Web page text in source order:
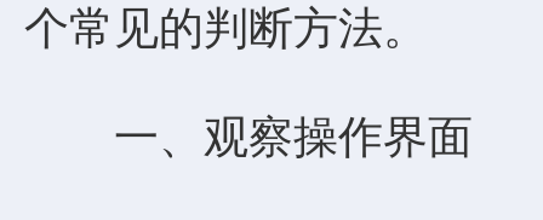
个常见的判断方法。
一、观察操作界面